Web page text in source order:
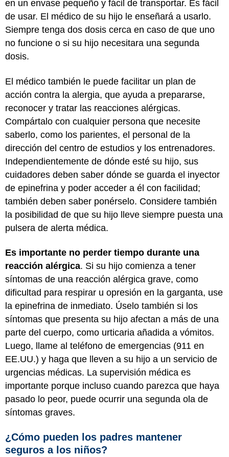
en un envase pequeño y fácil de transportar. Es fácil
de usar. El médico de su hijo le enseñará a usarlo.
Siempre tenga dos dosis cerca en caso de que uno
no funcione o si su hijo necesitara una segunda
dosis.
El médico también le puede facilitar un plan de
acción contra la alergia, que ayuda a prepararse,
reconocer y tratar las reacciones alérgicas.
Compártalo con cualquier persona que necesite
saberlo, como los parientes, el personal de la
dirección del centro de estudios y los entrenadores.
Independientemente de dónde esté su hijo, sus
cuidadores deben saber dónde se guarda el inyector
de epinefrina y poder acceder a él con facilidad;
también deben saber ponérselo. Considere también
la posibilidad de que su hijo lleve siempre puesta una
pulsera de alerta médica.
Es importante no perder tiempo durante una
reacción alérgica. Si su hijo comienza a tener
síntomas de una reacción alérgica grave, como
dificultad para respirar u opresión en la garganta, use
la epinefrina de inmediato. Úselo también si los
síntomas que presenta su hijo afectan a más de una
parte del cuerpo, como urticaria añadida a vómitos.
Luego, llame al teléfono de emergencias (911 en
EE.UU.) y haga que lleven a su hijo a un servicio de
urgencias médicas. La supervisión médica es
importante porque incluso cuando parezca que haya
pasado lo peor, puede ocurrir una segunda ola de
síntomas graves.
¿Cómo pueden los padres mantener
seguros a los niños?